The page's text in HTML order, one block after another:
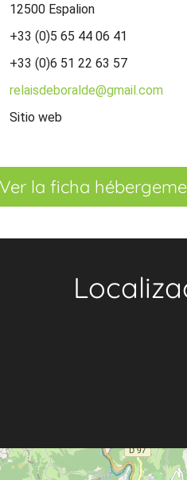
12500 Espalion
+33 (0)5 65 44 06 41
+33 (0)6 51 22 63 57
relaisdeboralde@gmail.com
Sitio web
Ver la ficha